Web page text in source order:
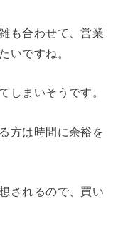
も合わせて、営業
いですね。
しまいそうです。
方は時間に余裕を
されるので、買い